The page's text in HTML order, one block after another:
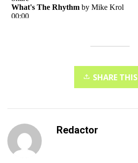
SHARE THIS
Redactor